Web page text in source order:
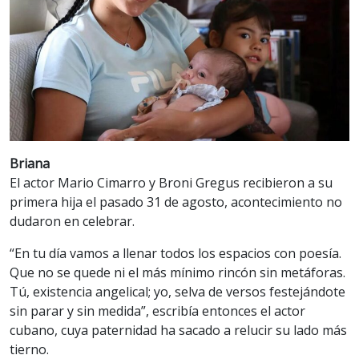
Briana
El actor Mario Cimarro y Broni Gregus recibieron a su
primera hija el pasado 31 de agosto, acontecimiento no
dudaron en celebrar.
“En tu día vamos a llenar todos los espacios con poesía.
Que no se quede ni el más mínimo rincón sin metáforas.
Tú, existencia angelical; yo, selva de versos festejándote
sin parar y sin medida”, escribía entonces el actor
cubano, cuya paternidad ha sacado a relucir su lado más
tierno.